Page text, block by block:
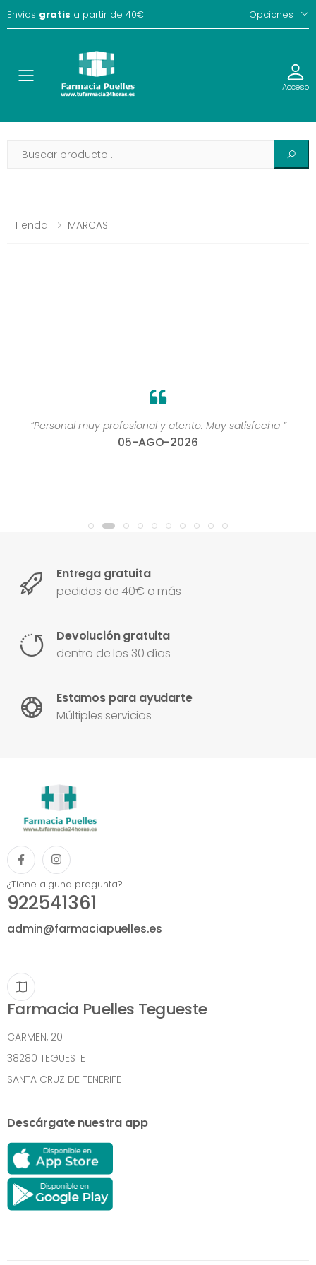
Envíos gratis a partir de 40€ Opciones
Toggle Acceso
Tienda MARCAS
“Personal muy profesional y atento. Muy satisfecha ”
05-AGO-2026
Entrega gratuita
pedidos de 40€ o más
Devolución gratuita
dentro de los 30 días
Estamos para ayudarte
Múltiples servicios
¿Tiene alguna pregunta?
922541361
admin@farmaciapuelles.es
Farmacia Puelles Tegueste
CARMEN, 20
38280 TEGUESTE
SANTA CRUZ DE TENERIFE
Descárgate nuestra app